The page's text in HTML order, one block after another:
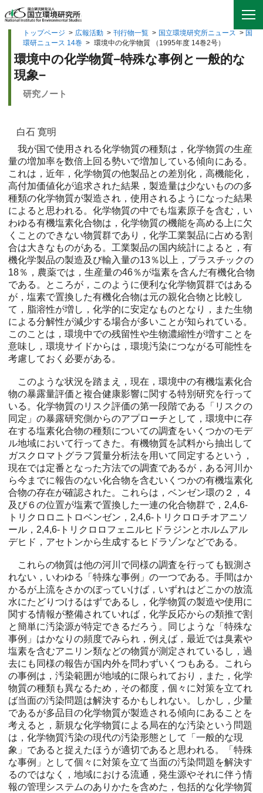
トップページ > 広報活動 > 刊行物一覧 > 国立環境研究所ニュース > 国
環研ニュース 14巻 > 環境中の化学物質 （1995年度 14巻2号）
環境中の化学物質−特殊な事例と一般的な
現象−
研究ノート
白石 寛明
我が国で使用される化学物質の種類は，化学物質の生産
量の増加率を数倍上回る勢いで増加している傾向にある。
これは，近年，化学物質の他製品との差別化，高機能化，
高付加価値化が追求された結果，製造量は少ないものの多
種類の化学物質が製造され，使用されるようになった結果
によると思われる。化学物質の中でも塩素原子を含む，い
わゆる有機塩素化合物は，化学物質の機能を高める上に欠
くことのできない物質群であり，化学工業製品に占める割
合は大きなものがある。工業製品の国内統計によると，有
機化学製品の製造及び輸入量の13％以上，プラスチックの
18％，農薬では，生産量の46％が塩素を含んだ有機化合物
である。ところが，このように便利な化学物質群ではある
が，塩素で置換した有機化合物は元の親化合物と比較し
て，脂溶性が増し，化学的に安定なものとなり，また生物
による分解性が減少する場合が多いことが知られている。
このことは，環境中での残留性や生物濃縮性が増すことを
意味し，環境サイドからは，環境汚染につながる可能性を
考慮しておく必要がある。
このような状況を踏まえ，現在，環境中の有機塩素化合
物の暴露量評価と複合健康影響に関する特別研究を行って
いる。化学物質のリスク評価の第一段階である「リスクの
同定」の暴露研究側からのアプローチとして，環境中に存
在する塩素化合物の種類についての調査をいくつかのモデ
ル地域において行ってきた。有機物質を試料から抽出して
ガスクロマトグラフ質量分析法を用いて同定するという，
現在では定番となった方法での調査であるが，ある河川か
ら今までに報告のない化合物を含むいくつかの有機塩素化
合物の存在が確認された。これらは，ベンゼン環の２，４
及び６の位置が塩素で置換した一連の化合物群で，2,4,6-
トリクロロニトロベンゼン，2,4,6-トリクロロチオアニソ
ール，2,4,6-トリクロロフェニルヒドラジンとホルムアル
デヒド，アセトンから生成するヒドラゾンなどである。
これらの物質は他の河川で同様の調査を行っても観測さ
れない，いわゆる「特殊な事例」の一つである。手間はか
かるが上流をさかのぼっていけば，いずれはどこかの放流
水にたどりつけるはずであるし，化学物質の製造や使用に
関する情報が整備されていれば，化学反応からの類推で割
と簡単に汚染源が特定できるだろう。同じような「特殊な
事例」はかなりの頻度でみられ，例えば，最近では臭素や
塩素を含むアニリン類などの物質が測定されているし，過
去にも同様の報告が国内外を問わずいくつもある。これら
の事例は，汚染範囲が地域的に限られており，また，化学
物質の種類も異なるため，その都度，個々に対策を立てれ
ば当面の汚染問題は解決するかもしれない。しかし，少量
であるが多品目の化学物質が製造される傾向にあることを
考えると，新規な化学物質による局在的な汚染という問題
は，化学物質汚染の現代の汚染形態として「一般的な現
象」であると捉えたほうが適切であると思われる。「特殊
な事例」として個々に対策を立て当面の汚染問題を解決す
るのではなく，地域における流通，発生源やそれに伴う情
報の管理システムのありかたを含めた，包括的な化学物質